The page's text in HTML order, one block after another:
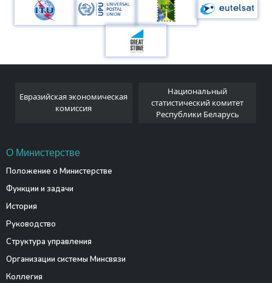
Евразийская экономическая
комиссия
Национальный
статистический комитет
Республики Беларусь
О Министерстве
Положение о Министерстве
Функции и задачи
История
Руководство
Структура управления
Организации системы Минсвязи
Коллегия